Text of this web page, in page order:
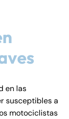
en las
susceptibles a
motociclistas